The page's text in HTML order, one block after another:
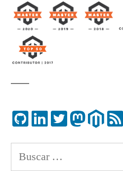
Buscar: